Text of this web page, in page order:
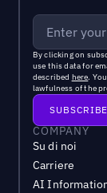
By clicking on
use this data for
described here.
lawfulness of the
COMPANY
Su di noi
Carriere
AI